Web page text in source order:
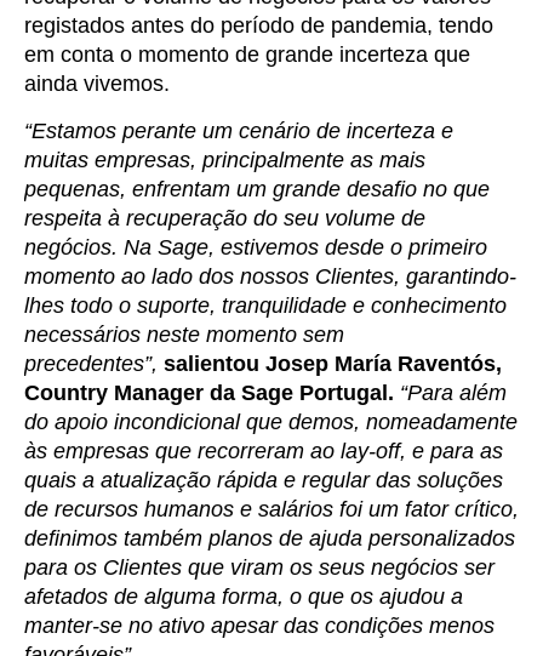
registados antes do período de pandemia, tendo
em conta o momento de grande incerteza que
ainda vivemos.
“Estamos perante um cenário de incerteza e
muitas empresas, principalmente as mais
pequenas, enfrentam um grande desafio no que
respeita à recuperação do seu volume de
negócios. Na Sage, estivemos desde o primeiro
momento ao lado dos nossos Clientes, garantindo-
lhes todo o suporte, tranquilidade e conhecimento
necessários neste momento sem
precedentes”, salientou Josep María Raventós,
Country Manager da Sage Portugal. “Para além
do apoio incondicional que demos, nomeadamente
às empresas que recorreram ao lay-off, e para as
quais a atualização rápida e regular das soluções
de recursos humanos e salários foi um fator crítico,
definimos também planos de ajuda personalizados
para os Clientes que viram os seus negócios ser
afetados de alguma forma, o que os ajudou a
manter-se no ativo apesar das condições menos